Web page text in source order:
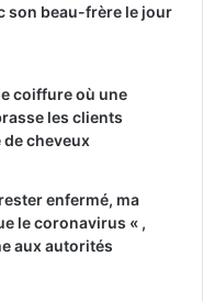
son beau-frère le jour
coiffure où une
les clients
de cheveux
enfermé, ma
le coronavirus « ,
aux autorités